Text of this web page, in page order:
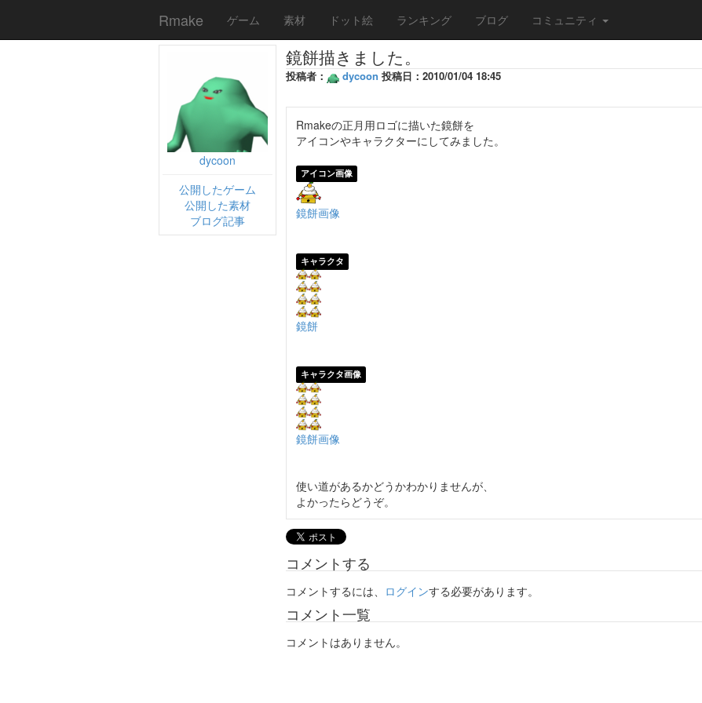
Rmake ゲーム 素材 ドット絵 ランキング ブログ コミュニティ
dycoon
公開したゲーム
公開した素材
ブログ記事
鏡餅描きました。
投稿者： dycoon 投稿日：2010/01/04 18:45
Rmakeの正月用ロゴに描いた鏡餅を
アイコンやキャラクターにしてみました。
アイコン画像
鏡餅画像
キャラクタ
鏡餅
キャラクタ画像
鏡餅画像
使い道があるかどうかわかりませんが、
よかったらどうぞ。
コメントする
コメントするには、 ログインする必要があります。
コメント一覧
コメントはありません。